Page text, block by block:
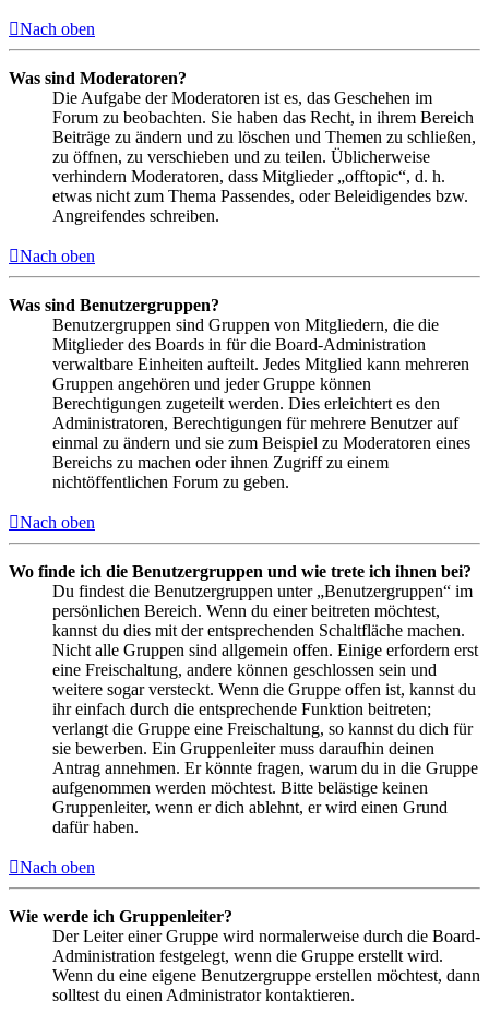
Nach oben
Was sind Moderatoren?
Die Aufgabe der Moderatoren ist es, das Geschehen im
Forum zu beobachten. Sie haben das Recht, in ihrem Bereich
Beiträge zu ändern und zu löschen und Themen zu schließen,
zu öffnen, zu verschieben und zu teilen. Üblicherweise
verhindern Moderatoren, dass Mitglieder „offtopic“, d. h.
etwas nicht zum Thema Passendes, oder Beleidigendes bzw.
Angreifendes schreiben.
Nach oben
Was sind Benutzergruppen?
Benutzergruppen sind Gruppen von Mitgliedern, die die
Mitglieder des Boards in für die Board-Administration
verwaltbare Einheiten aufteilt. Jedes Mitglied kann mehreren
Gruppen angehören und jeder Gruppe können
Berechtigungen zugeteilt werden. Dies erleichtert es den
Administratoren, Berechtigungen für mehrere Benutzer auf
einmal zu ändern und sie zum Beispiel zu Moderatoren eines
Bereichs zu machen oder ihnen Zugriff zu einem
nichtöffentlichen Forum zu geben.
Nach oben
Wo finde ich die Benutzergruppen und wie trete ich ihnen bei?
Du findest die Benutzergruppen unter „Benutzergruppen“ im
persönlichen Bereich. Wenn du einer beitreten möchtest,
kannst du dies mit der entsprechenden Schaltfläche machen.
Nicht alle Gruppen sind allgemein offen. Einige erfordern erst
eine Freischaltung, andere können geschlossen sein und
weitere sogar versteckt. Wenn die Gruppe offen ist, kannst du
ihr einfach durch die entsprechende Funktion beitreten;
verlangt die Gruppe eine Freischaltung, so kannst du dich für
sie bewerben. Ein Gruppenleiter muss daraufhin deinen
Antrag annehmen. Er könnte fragen, warum du in die Gruppe
aufgenommen werden möchtest. Bitte belästige keinen
Gruppenleiter, wenn er dich ablehnt, er wird einen Grund
dafür haben.
Nach oben
Wie werde ich Gruppenleiter?
Der Leiter einer Gruppe wird normalerweise durch die Board-
Administration festgelegt, wenn die Gruppe erstellt wird.
Wenn du eine eigene Benutzergruppe erstellen möchtest, dann
solltest du einen Administrator kontaktieren.